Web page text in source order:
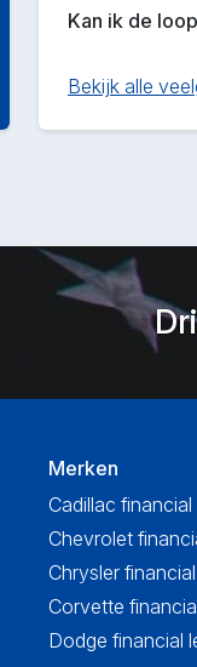
Kan ik de
Bekijk alle
Merken
Cadillac financial
Chevrolet
Chrysler
Corvette
Dodge financial